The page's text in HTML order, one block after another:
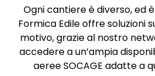
Ogni cantiere è diverso, ed
Formica Edile offre soluzioni
motivo, grazie al nostro
accedere a un’ampia
aeree SOCAGE adatte a